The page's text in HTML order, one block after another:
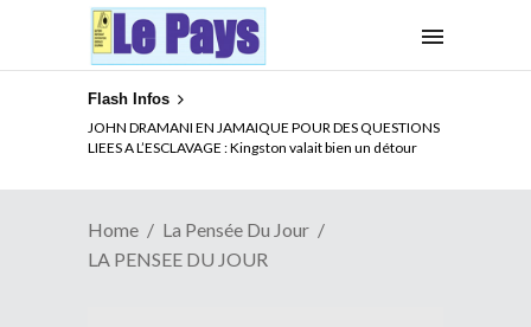
Flash Infos
JOHN DRAMANI EN JAMAIQUE POUR DES QUESTIONS
LIEES A L’ESCLAVAGE : Kingston valait bien un détour
Home
La Pensée Du Jour
LA PENSEE DU JOUR